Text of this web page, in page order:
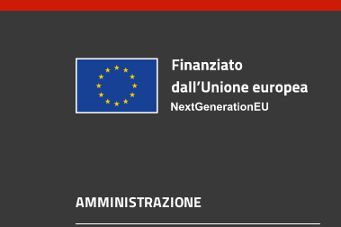
AMMINISTRAZIONE